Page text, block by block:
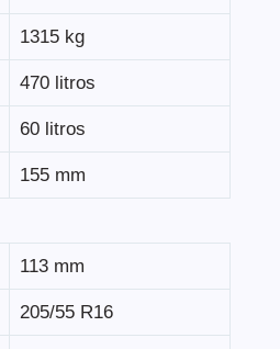
1315 kg
470 litros
60 litros
155 mm
113 mm
205/55 R16